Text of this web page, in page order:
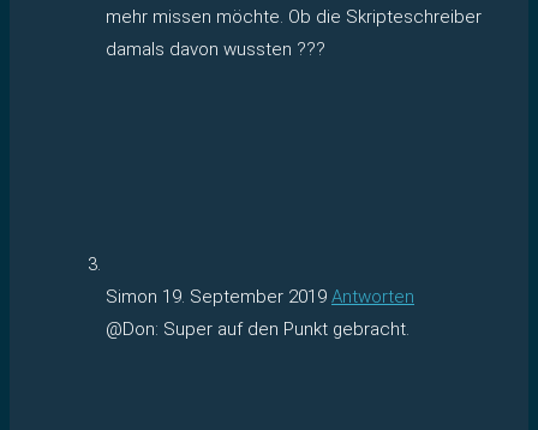
mehr missen möchte. Ob die Skripteschreiber
damals davon wussten ???
Simon 19. September 2019 Antworten
@Don: Super auf den Punkt gebracht.